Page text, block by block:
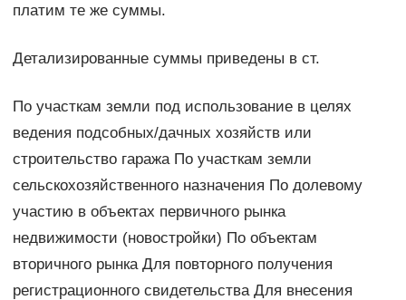
платим те же суммы.
Детализированные суммы приведены в ст.
По участкам земли под использование в целях
ведения подсобных/дачных хозяйств или
строительство гаража По участкам земли
сельскохозяйственного назначения По долевому
участию в объектах первичного рынка
недвижимости (новостройки) По объектам
вторичного рынка Для повторного получения
регистрационного свидетельства Для внесения